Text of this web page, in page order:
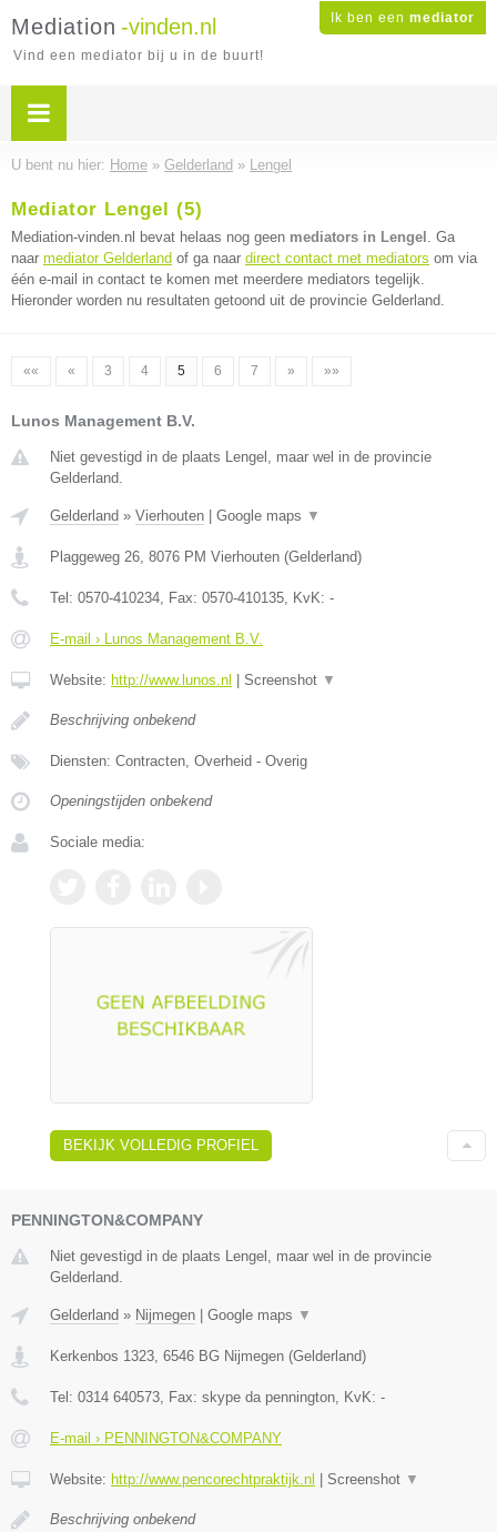
Ik ben een mediator
Mediation -vinden.nl
Vind een mediator bij u in de buurt!
U bent nu hier: Home » Gelderland » Lengel
Mediator Lengel (5)
Mediation-vinden.nl bevat helaas nog geen mediators in Lengel . Ga
naar mediator Gelderland of ga naar direct contact met mediators om via
één e-mail in contact te komen met meerdere mediators tegelijk.
Hieronder worden nu resultaten getoond uit de provincie Gelderland.
«« « 3 4 5 6 7 » »»
Lunos Management B.V.
Niet gevestigd in de plaats Lengel, maar wel in de provincie
Gelderland.
Gelderland » Vierhouten Google maps ▼
Plaggeweg 26, 8076 PM Vierhouten (Gelderland)
Tel: 0570-410234, Fax: 0570-410135, KvK: -
E-mail › Lunos Management B.V.
Website: http://www.lunos.nl Screenshot ▼
Beschrijving onbekend
Diensten: Contracten, Overheid - Overig
Openingstijden onbekend
Sociale media:
BEKIJK VOLLEDIG PROFIEL
PENNINGTON&COMPANY
Niet gevestigd in de plaats Lengel, maar wel in de provincie
Gelderland.
Gelderland » Nijmegen | Google maps ▼
Kerkenbos 1323 6546 BG Nijmegen (Gelderland)
Tel: 0314 640573 , Fax: skype da pennington , KvK: -
E-mail › PENNINGTON&COMPANY
Website: http://www.pencorechtpraktijk.nl | Screenshot ▼
Beschrijving onbekend